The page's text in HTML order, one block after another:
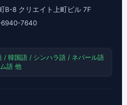
B-8 クリエイト上町ビル 7F
7640
/ 韓国語 / シンハラ語 / ネパール語
語 他